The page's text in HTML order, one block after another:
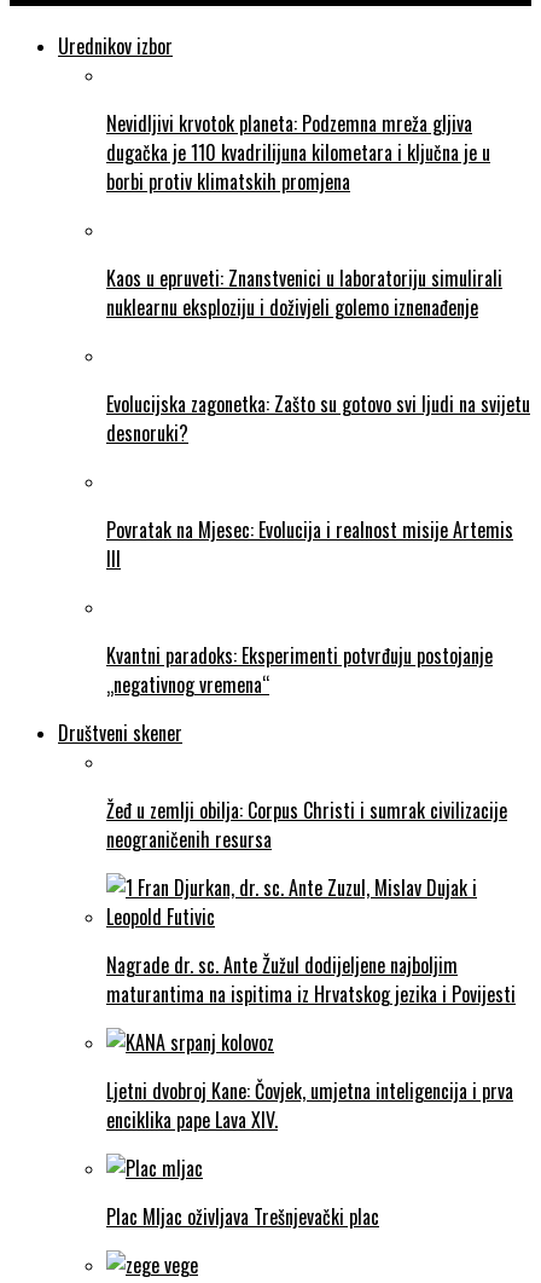
Urednikov izbor
Nevidljivi krvotok planeta: Podzemna mreža gljiva
dugačka je 110 kvadrilijuna kilometara i ključna je u
borbi protiv klimatskih promjena
Kaos u epruveti: Znanstvenici u laboratoriju simulirali
nuklearnu eksploziju i doživjeli golemo iznenađenje
Evolucijska zagonetka: Zašto su gotovo svi ljudi na svijetu
desnoruki?
Povratak na Mjesec: Evolucija i realnost misije Artemis
III
Kvantni paradoks: Eksperimenti potvrđuju postojanje
„negativnog vremena“
Društveni skener
Žeđ u zemlji obilja: Corpus Christi i sumrak civilizacije
neograničenih resursa
Nagrade dr. sc. Ante Žužul dodijeljene najboljim
maturantima na ispitima iz Hrvatskog jezika i Povijesti
Ljetni dvobroj Kane: Čovjek, umjetna inteligencija i prva
enciklika pape Lava XIV.
Plac Mljac oživljava Trešnjevački plac